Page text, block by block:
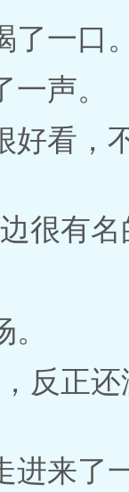
了一口
声。
好看，
很有
反正
进来了